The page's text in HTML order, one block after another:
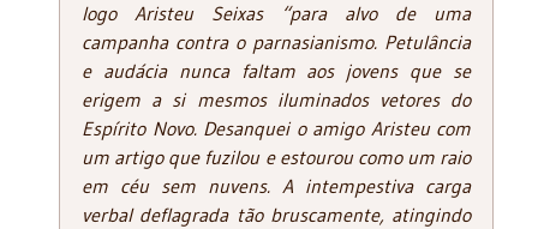
logo Aristeu Seixas “para alvo de uma
campanha contra o parnasianismo. Petulância
e audácia nunca faltam aos jovens que se
erigem a si mesmos iluminados vetores do
Espírito Novo. Desanquei o amigo Aristeu com
um artigo que fuzilou e estourou como um raio
em céu sem nuvens. A intempestiva carga
verbal deflagrada tão bruscamente, atingindo